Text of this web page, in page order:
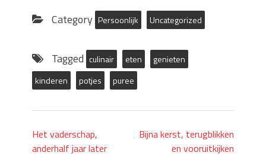
new
window)
new
window)
Category Persoonlijk Uncategorized
Tagged culinair eten
genieten
kinderen
potjes puree
Het vaderschap,
anderhalf jaar later
Bijna kerst, terugblikken
en vooruitkijken